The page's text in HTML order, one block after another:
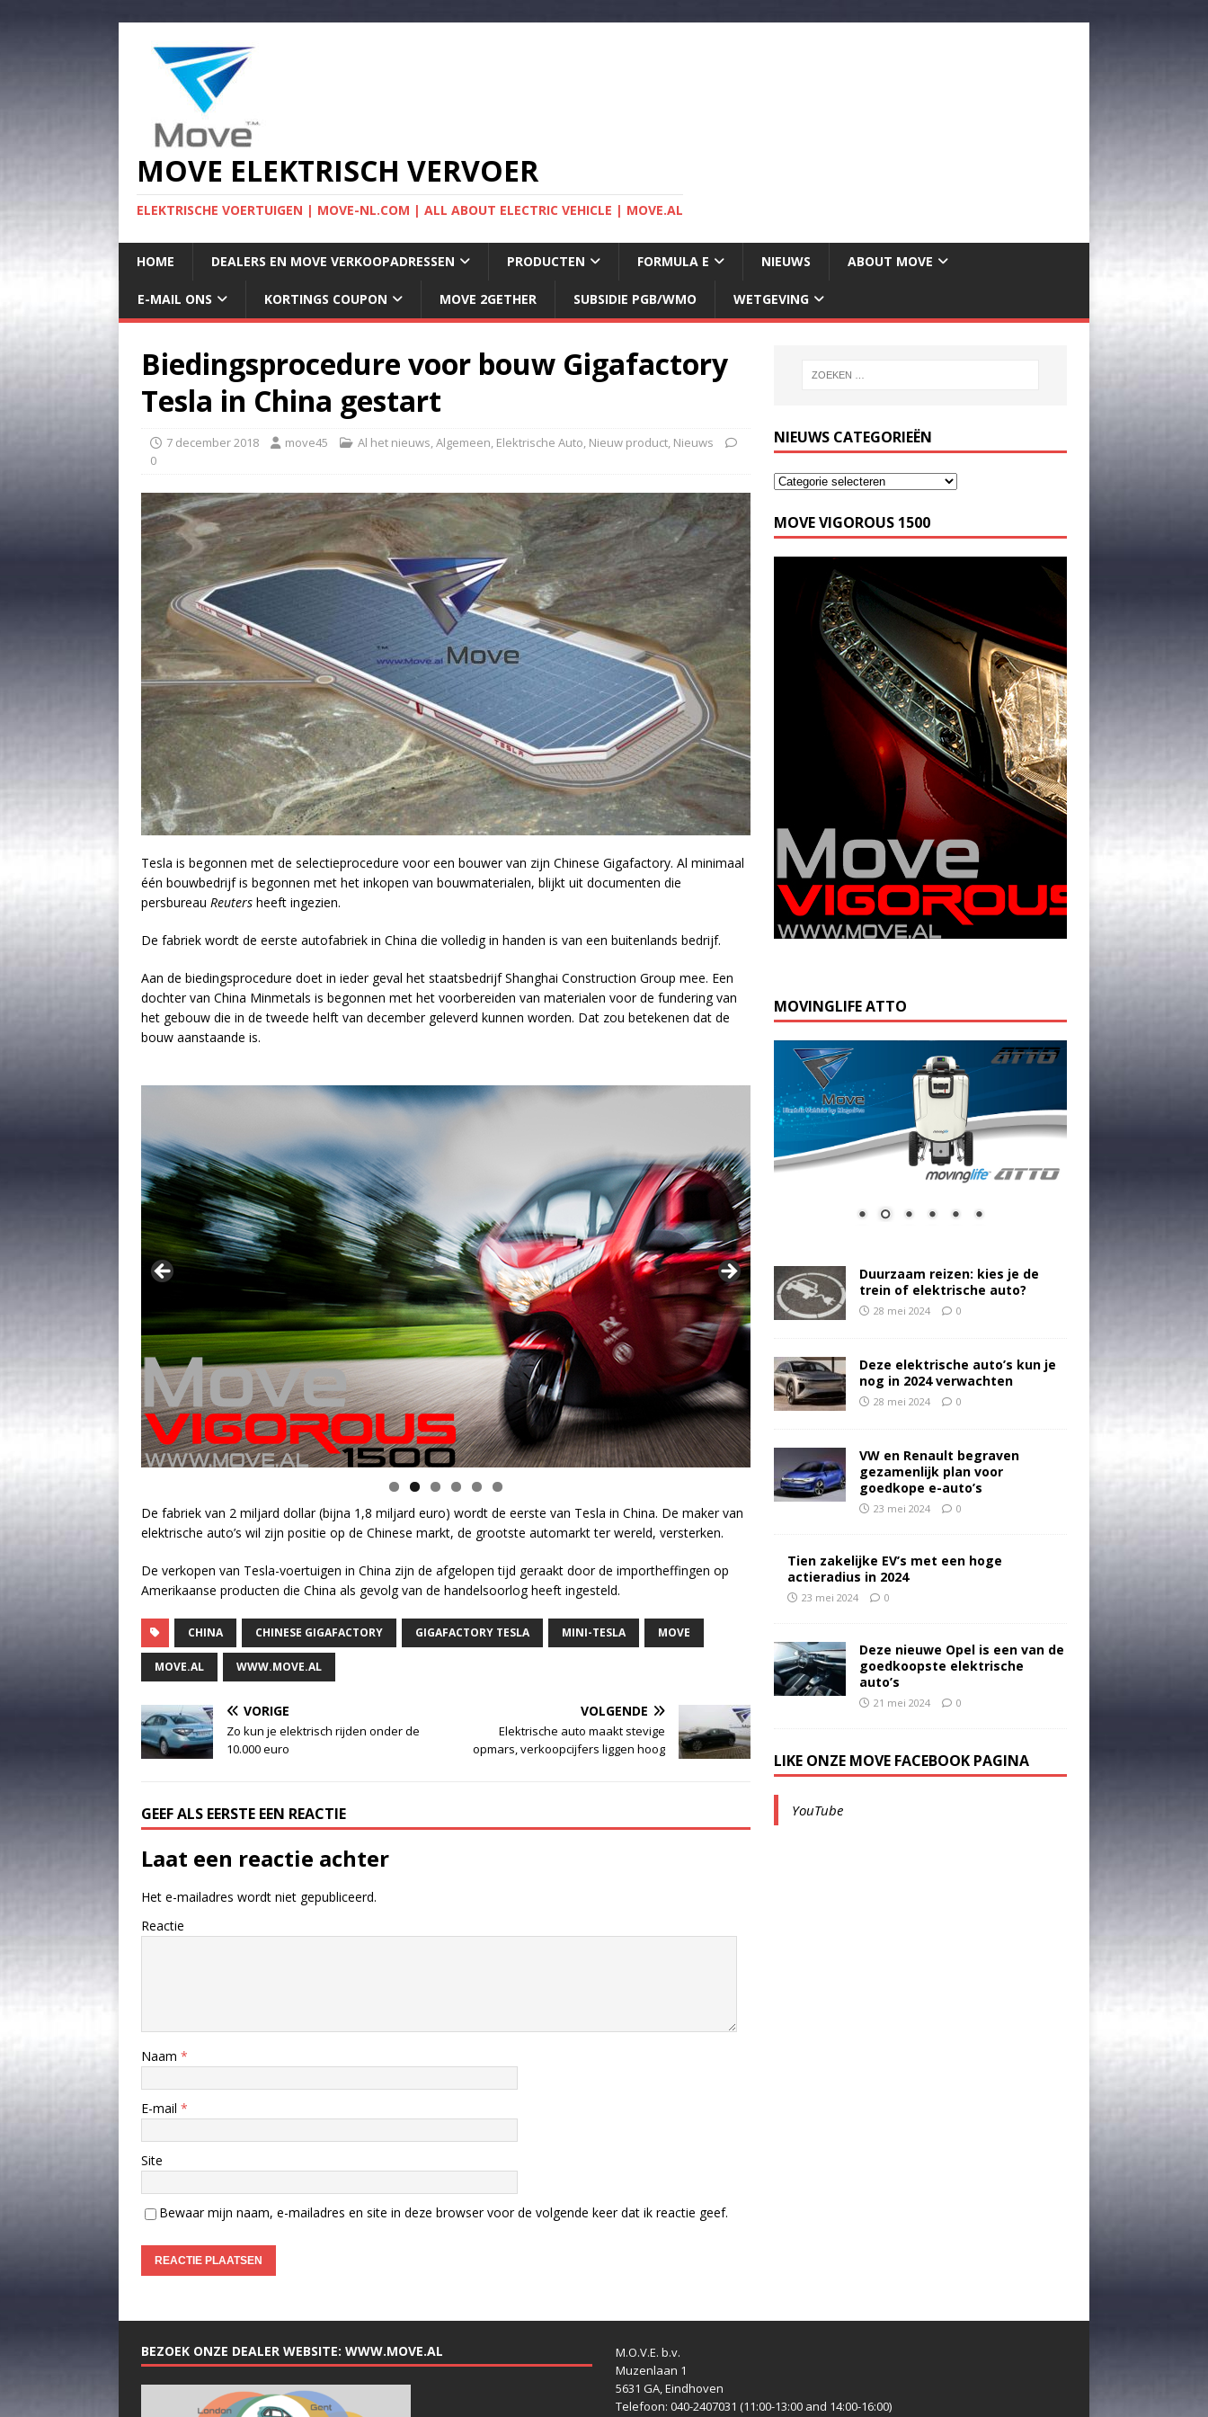
MOVE ELEKTRISCH VERVOER
ELEKTRISCHE VOERTUIGEN | MOVE-NL.COM | ALL ABOUT ELECTRIC VEHICLE | MOVE.AL
HOME DEALERS EN MOVE VERKOOPADRESSEN PRODUCTEN FORMULA E NIEUWS ABOUT MOVE
E-MAIL ONS KORTINGS COUPON MOVE 2GETHER SUBSIDIE PGB/WMO WETGEVING
Biedingsprocedure voor bouw Gigafactory
Tesla in China gestart
7 december 2018 move45 Al het nieuws,Algemeen, Elektrische Auto, Nieuw product, Nieuws
0
Tesla is begonnen met de selectieprocedure voor een bouwer van zijn Chinese Gigafactory. Al minimaal
één bouwbedrijf is begonnen met het inkopen van bouwmaterialen, blijkt uit documenten die
persbureau Reuters heeft ingezien.
De fabriek wordt de eerste autofabriek in China die volledig in handen is van een buitenlands bedrijf.
Aan de biedingsprocedure doet in ieder geval het staatsbedrijf Shanghai Construction Group mee. Een
dochter van China Minmetals is begonnen met het voorbereiden van materialen voor de fundering van
het gebouw die in de tweede helft van december geleverd kunnen worden. Dat zou betekenen dat de
bouw aanstaande is.
De fabriek van 2 miljard dollar (bijna 1,8 miljard euro) wordt de eerste van Tesla in China. De maker van
elektrische auto’s wil zijn positie op de Chinese markt, de grootste automarkt ter wereld, versterken.
De verkopen van Tesla-voertuigen in China zijn de afgelopen tijd geraakt door de importheffingen op
Amerikaanse producten die China als gevolg van de handelsoorlog heeft ingesteld.
CHINA CHINESE GIGAFACTORY GIGAFACTORY TESLA MINI-TESLA MOVE
MOVE.AL WWW.MOVE.AL
VORIGE
Zo kun je elektrisch rijden onder de
10.000 euro
VOLGENDE
Elektrische auto maakt stevige
opmars, verkoopcijfers liggen hoog
GEEF ALS EERSTE EEN REACTIE
Laat een reactie achter
Het e-mailadres wordt niet gepubliceerd.
Reactie
Naam *
E-mail *
Site
Bewaar mijn naam, e-mailadres en site in deze browser voor de volgende keer dat ik reactie geef.
NIEUWS CATEGORIEËN
MOVE VIGOROUS 1500
MOVINGLIFE ATTO
Duurzaam reizen: kies je de
trein of elektrische auto?
28 mei 2024 0
Deze elektrische auto’s kun je
nog in 2024 verwachten
28 mei 2024 0
VW en Renault begraven
gezamenlijk plan voor
goedkope e-auto’s
23 mei 2024 0
Tien zakelijke EV’s met een hoge
actieradius in 2024
23 mei 2024 0
Deze nieuwe Opel is een van de
goedkoopste elektrische
auto’s
21 mei 2024 0
LIKE ONZE MOVE FACEBOOK PAGINA
YouTube
BEZOEK ONZE DEALER WEBSITE: WWW.MOVE.AL
M.O.V.E. b.v.
Muzenlaan 1
5631 GA, Eindhoven
Telefoon: 040-2407031 (11:00-13:00 and 14:00-16:00)